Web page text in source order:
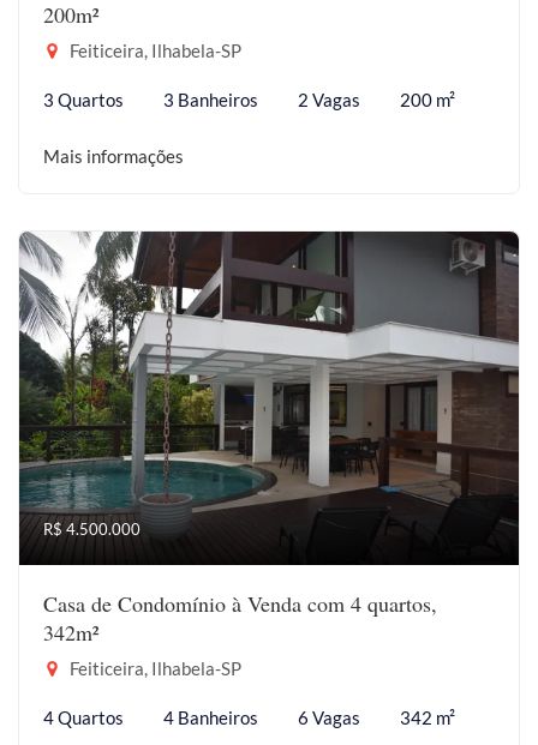
200m²
Feiticeira, Ilhabela-SP
3 Quartos 3 Banheiros 2 Vagas 200 m²
Mais informações
R$ 4.500.000
Casa de Condomínio à Venda com 4 quartos,
342m²
Feiticeira, Ilhabela-SP
4 Quartos 4 Banheiros 6 Vagas 342 m²